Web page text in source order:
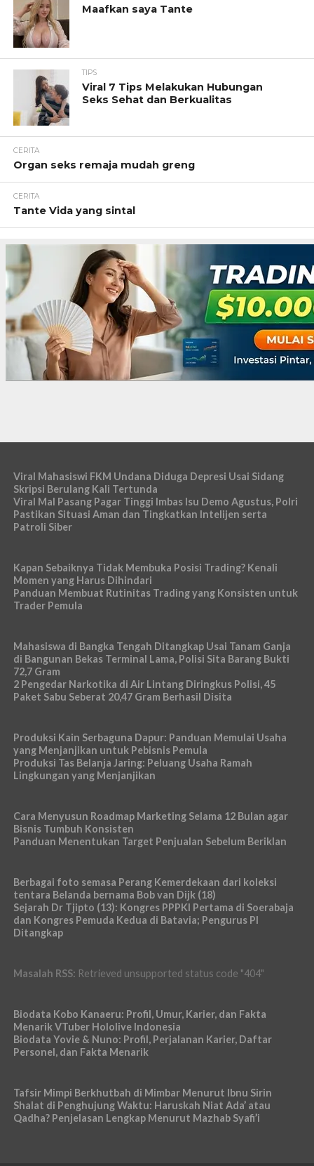
Maafkan saya Tante
TIPS
Viral 7 Tips Melakukan Hubungan
Seks Sehat dan Berkualitas
CERITA
Organ seks remaja mudah greng
CERITA
Tante Vida yang sintal
Viral Mahasiswi FKM Undana Diduga Depresi Usai Sidang
Skripsi Berulang Kali Tertunda
Viral Mal Pasang Pagar Tinggi Imbas Isu Demo Agustus, Polri
Pastikan Situasi Aman dan Tingkatkan Intelijen serta
Patroli Siber
Kapan Sebaiknya Tidak Membuka Posisi Trading? Kenali
Momen yang Harus Dihindari
Panduan Membuat Rutinitas Trading yang Konsisten untuk
Trader Pemula
Mahasiswa di Bangka Tengah Ditangkap Usai Tanam Ganja
di Bangunan Bekas Terminal Lama, Polisi Sita Barang Bukti
72,7 Gram
2 Pengedar Narkotika di Air Lintang Diringkus Polisi, 45
Paket Sabu Seberat 20,47 Gram Berhasil Disita
Produksi Kain Serbaguna Dapur: Panduan Memulai Usaha
yang Menjanjikan untuk Pebisnis Pemula
Produksi Tas Belanja Jaring: Peluang Usaha Ramah
Lingkungan yang Menjanjikan
Cara Menyusun Roadmap Marketing Selama 12 Bulan agar
Bisnis Tumbuh Konsisten
Panduan Menentukan Target Penjualan Sebelum Beriklan
Berbagai foto semasa Perang Kemerdekaan dari koleksi
tentara Belanda bernama Bob van Dijk (18)
Sejarah Dr Tjipto (13): Kongres PPPKI Pertama di Soerabaja
dan Kongres Pemuda Kedua di Batavia; Pengurus PI
Ditangkap
Masalah RSS: Retrieved unsupported status code "404"
Biodata Kobo Kanaeru: Profil, Umur, Karier, dan Fakta
Menarik VTuber Hololive Indonesia
Biodata Yovie & Nuno: Profil, Perjalanan Karier, Daftar
Personel, dan Fakta Menarik
Tafsir Mimpi Berkhutbah di Mimbar Menurut Ibnu Sirin
Shalat di Penghujung Waktu: Haruskah Niat Ada’ atau
Qadha? Penjelasan Lengkap Menurut Mazhab Syafi’i